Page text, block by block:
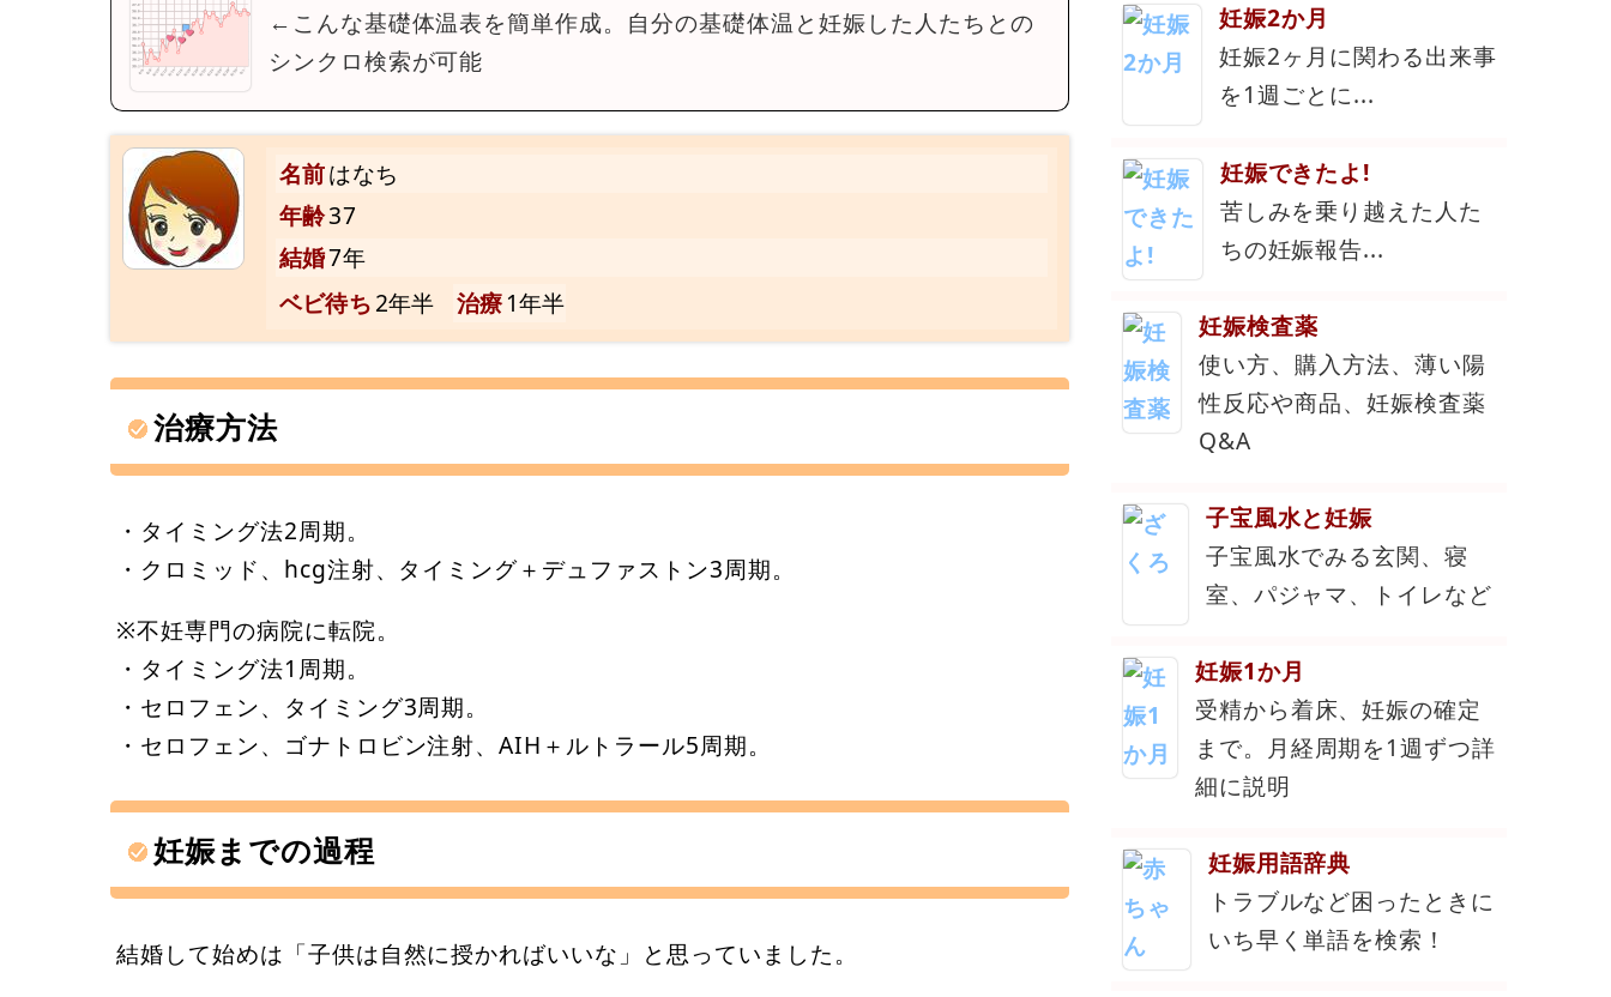
←こんな基礎体温表を簡単作成。自分の基礎体温と妊娠した人たちとの
シンクロ検索が可能
名前はなち
年齢37
結婚7年
ベビ待ち2年半 治療1年半
治療方法
・タイミング法2周期。
・クロミッド、hcg注射、タイミング＋デュファストン3周期。
※不妊専門の病院に転院。
・タイミング法1周期。
・セロフェン、タイミング3周期。
・セロフェン、ゴナトロビン注射、AIH＋ルトラール5周期。
妊娠までの過程
結婚して始めは「子供は自然に授かればいいな」と思っていました。
妊娠2か月
妊娠2ヶ月に関わる出来事
を1週ごとに...
妊娠できたよ!
苦しみを乗り越えた人た
ちの妊娠報告...
妊娠検査薬
使い方、購入方法、薄い陽
性反応や商品、妊娠検査薬
Q&A
子宝風水と妊娠
子宝風水でみる玄関、寝
室、パジャマ、トイレなど
妊娠1か月
受精から着床、妊娠の確定
まで。月経周期を1週ずつ詳
細に説明
妊娠用語辞典
トラブルなど困ったときに
いち早く単語を検索！